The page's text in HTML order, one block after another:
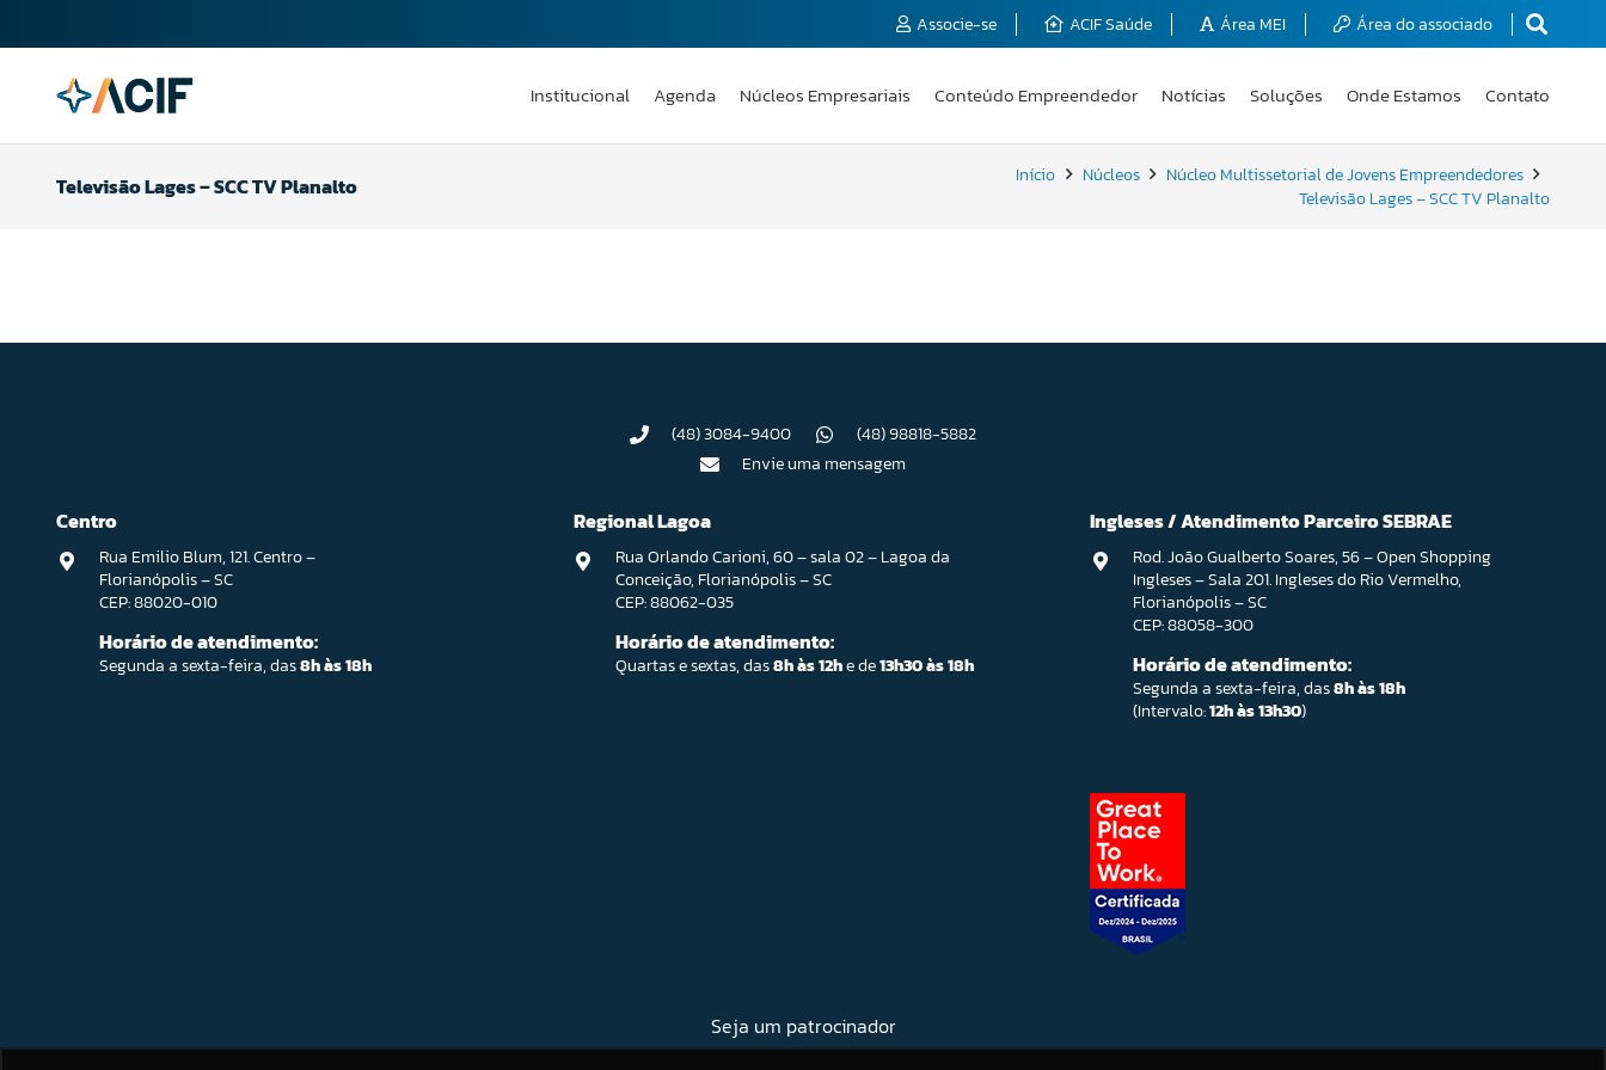
Associe-se ACIF Saúde Área MEI Área do associado
Institucional Agenda Núcleos Empresariais Conteúdo Empreendedor Notícias Soluções Onde Estamos Contato
Televisão Lages – SCC TV Planalto Início Núcleos
Núcleo Multissetorial de Jovens Empreendedores
Televisão Lages – SCC TV Planalto
(48) 3084-9400
(48) 98818-5882
Envie uma mensagem
Centro
Rua Emilio Blum, 121. Centro –
Florianópolis – SC
CEP: 88020-010
Horário de atendimento:
Segunda a sexta-feira, das8h às 18h
Regional Lagoa
Rua Orlando Carioni, 60 – sala 02 – Lagoa da
Conceição, Florianópolis – SC
CEP: 88062-035
Horário de atendimento:
Quartas e sextas, das8h às 12he de13h30 às 18h
Ingleses / Atendimento Parceiro SEBRAE
Rod. João Gualberto Soares, 56 – Open Shopping
Ingleses – Sala 201. Ingleses do Rio Vermelho,
Florianópolis – SC
CEP: 88058-300
Horário de atendimento:
Segunda a sexta-feira, das8h às 18h
(Intervalo:12h às 13h30)
Seja um patrocinador